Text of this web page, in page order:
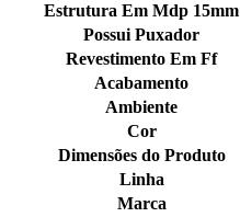
Estrutura Em Mdp 15mm
Possui Puxador
Revestimento Em Ff
Acabamento
Ambiente
Cor
Dimensões do Produto
Linha
Marca